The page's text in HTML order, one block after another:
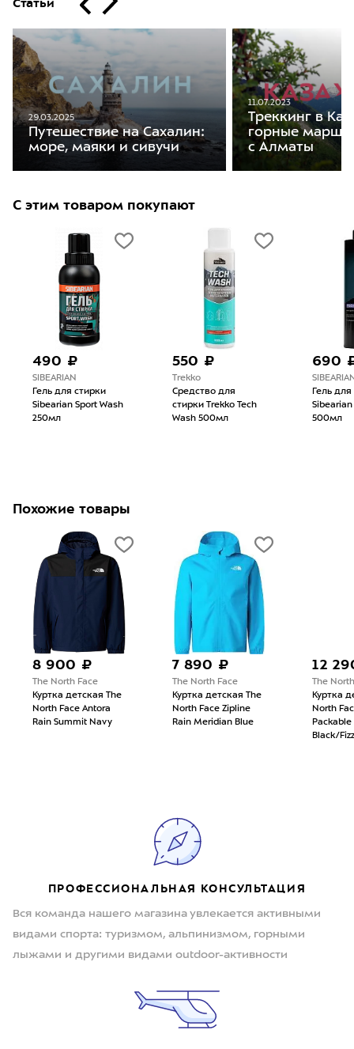
Статьи
29.03.2025
Путешествие на Сахалин:
море, маяки и сивучи
11.07.2023
Треккинг в
горные
с Алматы
С этим товаром покупают
490 ₽
SIBEARIAN
Гель для стирки
Sibearian Sport Wash
250мл
550 ₽
Trekko
Средство для
стирки Trekko Tech
Wash 500мл
690
Гель
Sibearian
500мл
Похожие товары
8 900 ₽
The North Face
Куртка детская The
North Face Antora
Rain Summit Navy
7 890 ₽
The North Face
Куртка детская The
North Face Zipline
Rain Meridian Blue
12
The
Куртка
North
Packable
Black/
ПРОФЕССИОНАЛЬНАЯ КОНСУЛЬТАЦИЯ
Вся команда нашего магазина увлекается активными
видами спорта: туризмом, альпинизмом, горными
лыжами и другими видами outdoor-активности